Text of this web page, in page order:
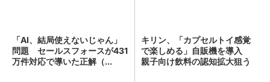
「AI、結局使えないじゃん」
問題 セールスフォースが431
万件対応で導いた正解（...
キリン、「カプセルトイ感覚
で楽しめる」自販機を導入
親子向け飲料の認知拡大狙う